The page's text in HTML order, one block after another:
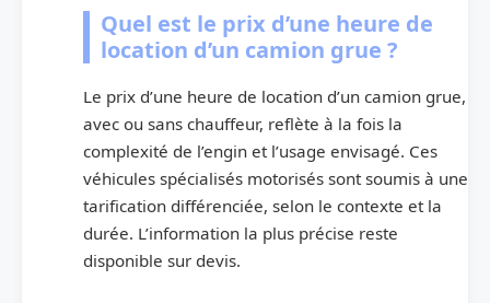
Quel est le prix d’une heure de
location d’un camion grue ?
Le prix d’une heure de location d’un camion grue,
avec ou sans chauffeur, reflète à la fois la
complexité de l’engin et l’usage envisagé. Ces
véhicules spécialisés motorisés sont soumis à une
tarification différenciée, selon le contexte et la
durée. L’information la plus précise reste
disponible sur devis.